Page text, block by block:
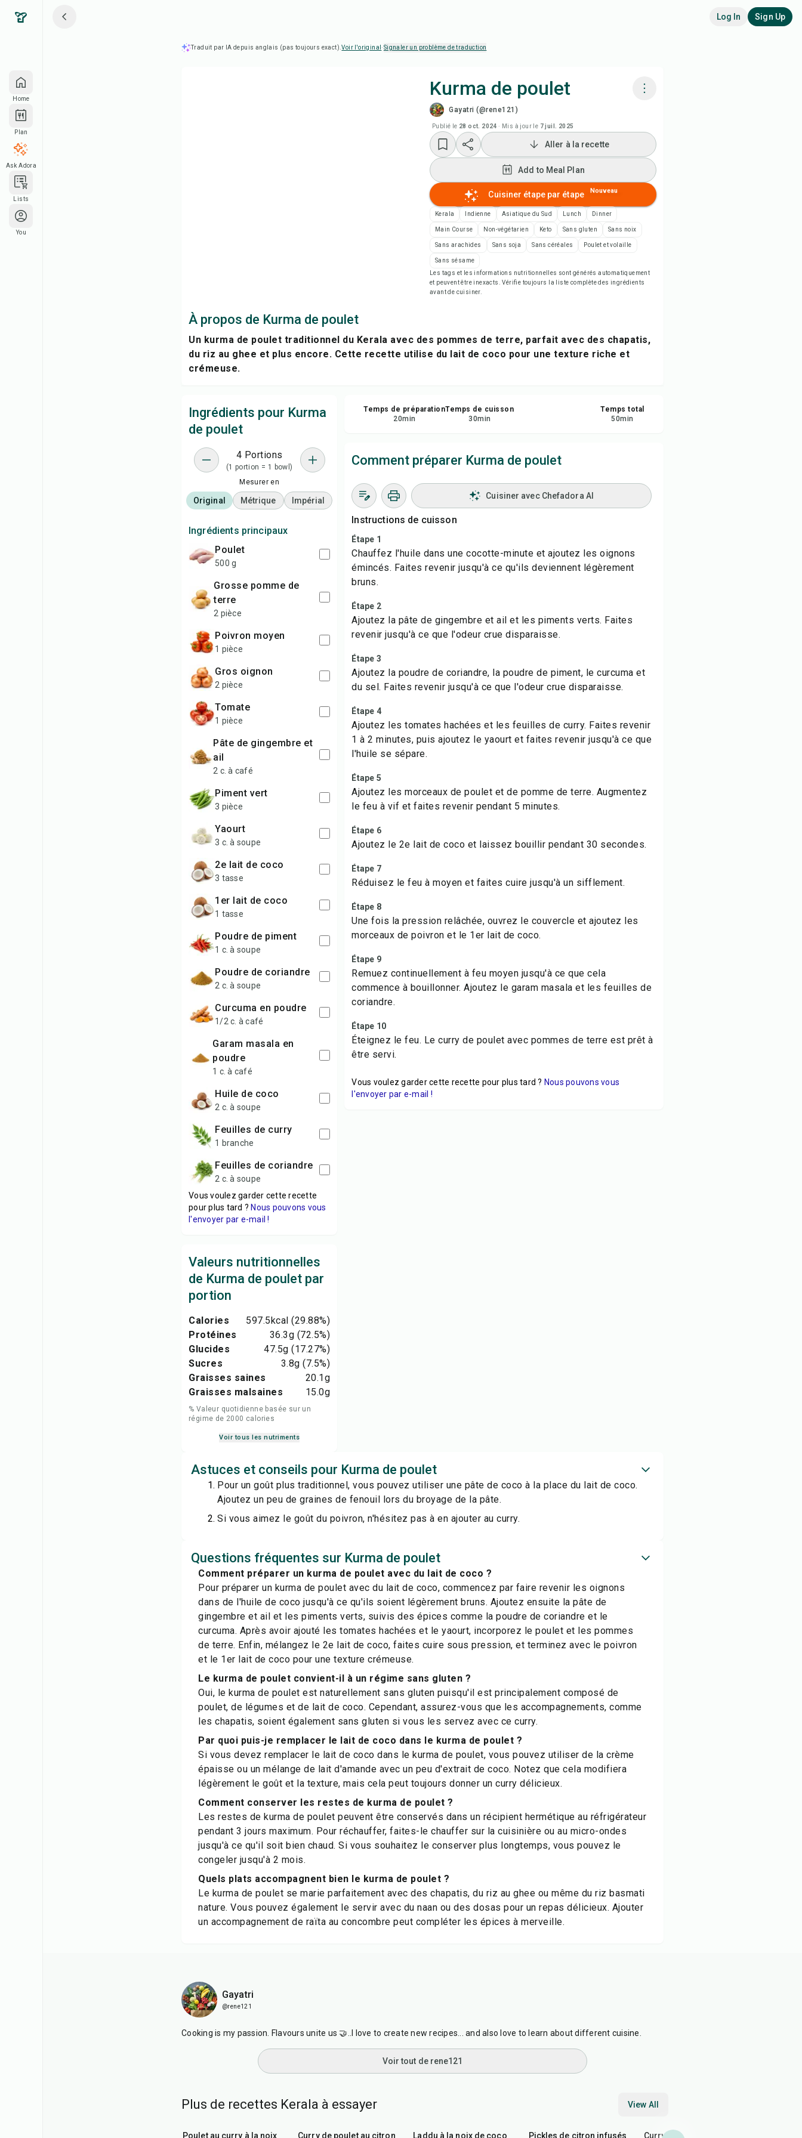
Home
Plan
Ask Adora
Lists
You
Log In Sign Up
Traduit par IA depuis anglais (pas toujours exact).Voir l'original ·Signaler un problème de traduction
Kurma de poulet
Gayatri (@rene121)
Publié le 28 oct. 2024 · Mis à jour le 7 juil. 2025
Add to Meal Plan
Add to Shopping List
Notes de recette
Imprimer la recette
Enregistrer
Signaler
Aller à la recette
Add to Meal Plan
Cuisiner étape par étape Nouveau
Kerala Indienne Asiatique du Sud Lunch Dinner
Main Course Non-végétarien Keto Sans gluten Sans noix
Sans arachides Sans soja Sans céréales Poulet et volaille
Sans sésame
Les tags et les informations nutritionnelles sont générés automatiquement
et peuvent être inexacts. Vérifie toujours la liste complète des ingrédients
avant de cuisiner.
À propos de Kurma de poulet
Un kurma de poulet traditionnel du Kerala avec des pommes de terre, parfait avec des chapatis,
du riz au ghee et plus encore. Cette recette utilise du lait de coco pour une texture riche et
crémeuse.
Ingrédients pour Kurma
de poulet
4 Portions
(1 portion = 1 bowl)
Mesurer en
Original Métrique Impérial
Ingrédients principaux
poulet
500 g
grosse pomme de
terre
2 pièce
poivron moyen
1 pièce
gros oignon
2 pièce
tomate
1 pièce
pâte de gingembre et
ail
2 c. à café
piment vert
3 pièce
yaourt
3 c. à soupe
2e lait de coco
3 tasse
1er lait de coco
1 tasse
poudre de piment
1 c. à soupe
poudre de coriandre
2 c. à soupe
curcuma en poudre
1/2 c. à café
garam masala en
poudre
1 c. à café
huile de coco
2 c. à soupe
feuilles de curry
1 branche
feuilles de coriandre
2 c. à soupe
Vous voulez garder cette recette
pour plus tard ? Nous pouvons vous
l'envoyer par e-mail !
Valeurs nutritionnelles
de Kurma de poulet par
portion
Calories 597.5kcal (29.88%)
Protéines
36.3g (72.5%)
Glucides
47.5g (17.27%)
Sucres
3.8g (7.5%)
Graisses saines
20.1g
Graisses malsaines
15.0g
% Valeur quotidienne basée sur un
régime de 2000 calories
Voir tous les nutriments
Temps de préparation
20min
Temps de cuisson
30min
Temps total
50min
Comment préparer Kurma de poulet
Cuisiner avec Chefadora AI
Instructions de cuisson
Étape 1
Chauffez l'huile dans une cocotte-minute et ajoutez les oignons
émincés. Faites revenir jusqu'à ce qu'ils deviennent légèrement
bruns.
Étape 2
Ajoutez la pâte de gingembre et ail et les piments verts. Faites
revenir jusqu'à ce que l'odeur crue disparaisse.
Étape 3
Ajoutez la poudre de coriandre, la poudre de piment, le curcuma et
du sel. Faites revenir jusqu'à ce que l'odeur crue disparaisse.
Étape 4
Ajoutez les tomates hachées et les feuilles de curry. Faites revenir
1 à 2 minutes, puis ajoutez le yaourt et faites revenir jusqu'à ce que
l'huile se sépare.
Étape 5
Ajoutez les morceaux de poulet et de pomme de terre. Augmentez
le feu à vif et faites revenir pendant 5 minutes.
Étape 6
Ajoutez le 2e lait de coco et laissez bouillir pendant 30 secondes.
Étape 7
Réduisez le feu à moyen et faites cuire jusqu'à un sifflement.
Étape 8
Une fois la pression relâchée, ouvrez le couvercle et ajoutez les
morceaux de poivron et le 1er lait de coco.
Étape 9
Remuez continuellement à feu moyen jusqu'à ce que cela
commence à bouillonner. Ajoutez le garam masala et les feuilles de
coriandre.
Étape 10
Éteignez le feu. Le curry de poulet avec pommes de terre est prêt à
être servi.
Vous voulez garder cette recette pour plus tard ? Nous pouvons vous
l'envoyer par e-mail !
Astuces et conseils pour Kurma de poulet
Pour un goût plus traditionnel, vous pouvez utiliser une pâte de coco à la place du lait de coco.
Ajoutez un peu de graines de fenouil lors du broyage de la pâte.
Si vous aimez le goût du poivron, n'hésitez pas à en ajouter au curry.
Questions fréquentes sur Kurma de poulet
Comment préparer un kurma de poulet avec du lait de coco ?
Pour préparer un kurma de poulet avec du lait de coco, commencez par faire revenir les oignons
dans de l'huile de coco jusqu'à ce qu'ils soient légèrement bruns. Ajoutez ensuite la pâte de
gingembre et ail et les piments verts, suivis des épices comme la poudre de coriandre et le
curcuma. Après avoir ajouté les tomates hachées et le yaourt, incorporez le poulet et les pommes
de terre. Enfin, mélangez le 2e lait de coco, faites cuire sous pression, et terminez avec le poivron
et le 1er lait de coco pour une texture crémeuse.
Le kurma de poulet convient-il à un régime sans gluten ?
Oui, le kurma de poulet est naturellement sans gluten puisqu'il est principalement composé de
poulet, de légumes et de lait de coco. Cependant, assurez-vous que les accompagnements, comme
les chapatis, soient également sans gluten si vous les servez avec ce curry.
Par quoi puis-je remplacer le lait de coco dans le kurma de poulet ?
Si vous devez remplacer le lait de coco dans le kurma de poulet, vous pouvez utiliser de la crème
épaisse ou un mélange de lait d'amande avec un peu d'extrait de coco. Notez que cela modifiera
légèrement le goût et la texture, mais cela peut toujours donner un curry délicieux.
Comment conserver les restes de kurma de poulet ?
Les restes de kurma de poulet peuvent être conservés dans un récipient hermétique au réfrigérateur
pendant 3 jours maximum. Pour réchauffer, faites-le chauffer sur la cuisinière ou au micro-ondes
jusqu'à ce qu'il soit bien chaud. Si vous souhaitez le conserver plus longtemps, vous pouvez le
congeler jusqu'à 2 mois.
Quels plats accompagnent bien le kurma de poulet ?
Le kurma de poulet se marie parfaitement avec des chapatis, du riz au ghee ou même du riz basmati
nature. Vous pouvez également le servir avec du naan ou des dosas pour un repas délicieux. Ajouter
un accompagnement de raïta au concombre peut compléter les épices à merveille.
Gayatri
@rene121
Cooking is my passion. Flavours unite us 🤝..I love to create new recipes... and also love to learn about different cuisine.
Voir tout de rene121
Plus de recettes Kerala à essayer View All
Poulet au curry à la noix Curry de poulet au citron Laddu à la noix de coco Pickles de citron infusés Curry aux œufs et noix de